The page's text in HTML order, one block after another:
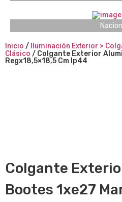
Inicio /
Iluminación Exterior >
Clásico / Colgante Exterior
Regx18,5×18,5 Cm Ip44
Colgante
Bootes 1xe27